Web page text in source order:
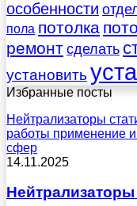
особенности
пола потолка
ремонт сделать
установить
Избранные посты
Нейтрализаторы
работы применение
сфер
14.11.2025
Нейтрализаторы